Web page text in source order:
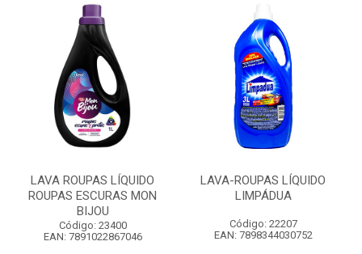
LAVA ROUPAS LÍQUIDO
ROUPAS ESCURAS MON
BIJOU
Código: 23400
EAN: 7891022867046
LAVA-ROUPAS LÍQUIDO
LIMPÁDUA
Código: 22207
EAN: 7898344030752